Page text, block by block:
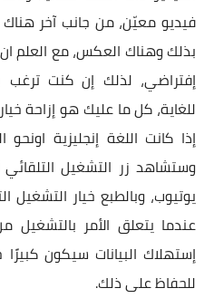
فيديو معيّن، من جانب آخر
بذلك وهناك العكس، مع العلم
إفتراضي، لذلك إن كنت ترغب
للغاية، كل ما عليك هو إزاحة
إذا كانت اللغة إنجليزية اونحو
وستشاهد زر التشغيل
يوتيوب، وبالطبع خيار
عندما يتعلق الأمر
إستهلاك البيانات سيكون
للحفاظ على ذلك.